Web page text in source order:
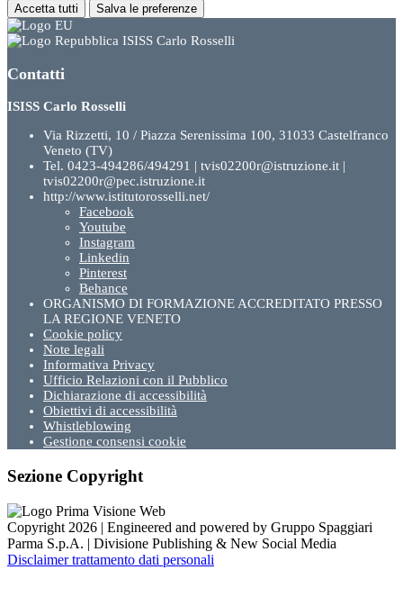
Accetta tutti Salva le preferenze
ISISS Carlo Rosselli
Contatti
ISISS Carlo Rosselli
Via Rizzetti, 10 / Piazza Serenissima 100, 31033 Castelfranco
Veneto (TV)
Tel. 0423-494286/494291 | tvis02200r@istruzione.it |
tvis02200r@pec.istruzione.it
http://www.istitutorosselli.net/
Facebook
Youtube
Instagram
Linkedin
Pinterest
Behance
ORGANISMO DI FORMAZIONE ACCREDITATO PRESSO
LA REGIONE VENETO
Cookie policy
Note legali
Informativa Privacy
Ufficio Relazioni con il Pubblico
Dichiarazione di accessibilità
Obiettivi di accessibilità
Whistleblowing
Gestione consensi cookie
Sezione Copyright
Copyright 2026 | Engineered and powered by Gruppo Spaggiari
Parma S.p.A. | Divisione Publishing & New Social Media
Disclaimer trattamento dati personali